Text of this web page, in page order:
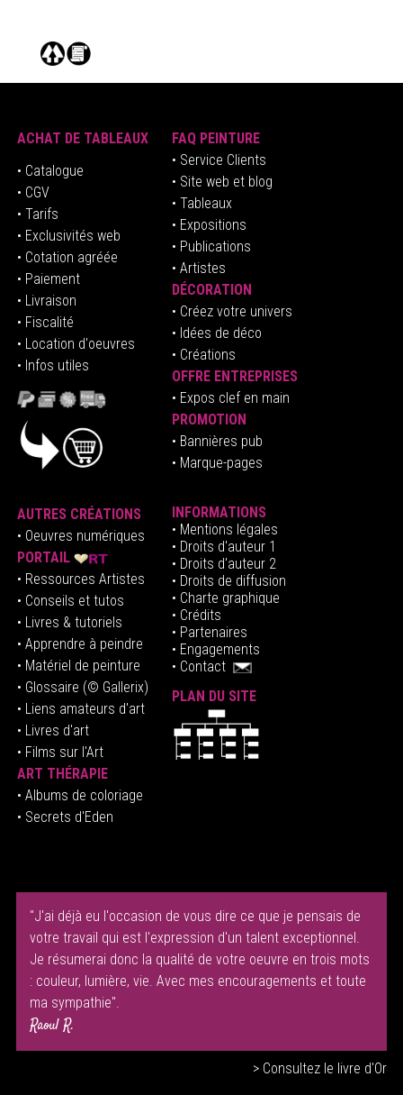
ACHAT DE TABLEAUX
• Catalogue
• CGV
• Tarifs
• Exclusivités web
• Cotation agréée
• Paiement
• Livraison
• Fiscalité
• Location d'oeuvres
• Infos utiles
FAQ PEINTURE
• Service Clients
• Site web et blog
• Tableaux
• Expositions
• Publications
• Artistes
DÉCORATION
• Créez votre univers
• Idées de déco
• Créations
OFFRE ENTREPRISES
• Expos clef en main
PROMOTION
• Bannières pub
• Marque-pages
AUTRES CRÉATIONS
• Oeuvres numériques
PORTAIL
• Ressources Artistes
• Conseils et tutos
• Livres & tutoriels
• Apprendre à peindre
• Matériel de peinture
• Glossaire (© Gallerix)
• Liens amateurs d'art
• Livres d'art
• Films sur l'Art
ART THÉRAPIE
• Albums de coloriage
• Secrets d'Eden
INFORMATIONS
• Mentions légales
• Droits d'auteur1
• Droits d'auteur 2
• Droits de diffusion
• Charte graphique
• Crédits
• Partenaires
• Engagements
• Contact
PLAN DU SITE
"J'ai déjà eu l'occasion de vous dire ce que je pensais de
votre travail qui est l'expression d'un talent exceptionnel.
Je résumerai donc la qualité de votre oeuvre en trois mots
: couleur, lumière, vie. Avec mes encouragements et toute
ma sympathie".
Raoul R.
> Consultez le livre d'Or